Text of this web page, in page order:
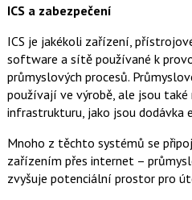
ICS a zabezpečení
ICS je jakékoli zařízení,
software a sítě používané k
průmyslových procesů.
používají ve výrobě, ale jsou
infrastrukturu, jako jsou dodávka
Mnoho z těchto systémů se
zařízením přes internet –
zvyšuje potenciální prostor pro